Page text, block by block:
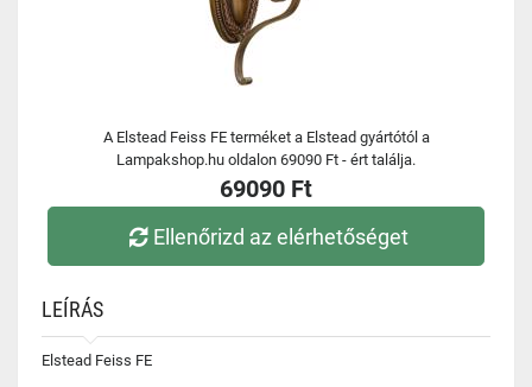
A Elstead Feiss FE terméket a Elstead gyártótól a
Lampakshop.hu oldalon 69090 Ft - ért találja.
69090 Ft
Ellenőrizd az elérhetőséget
LEÍRÁS
Elstead Feiss FE